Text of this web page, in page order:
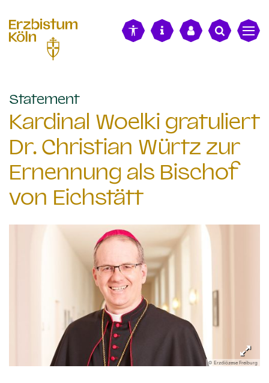
Statement:
Kardinal Woelki gratuliert
Dr. Christian Würtz zur
Ernennung als Bischof
von Eichstätt
© Erzdiözese Freiburg